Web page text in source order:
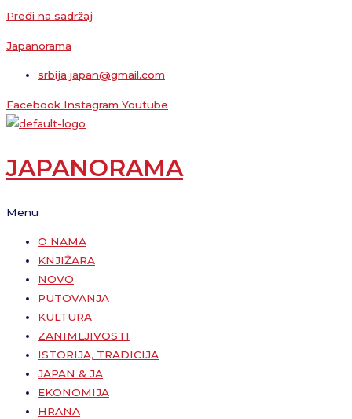
Pređi na sadržaj
Japanorama
srbija.japan@gmail.com
Facebook Instagram Youtube
JAPANORAMA
Menu
O NAMA
KNJIŽARA
NOVO
PUTOVANJA
KULTURA
ZANIMLJIVOSTI
ISTORIJA, TRADICIJA
JAPAN & JA
EKONOMIJA
HRANA